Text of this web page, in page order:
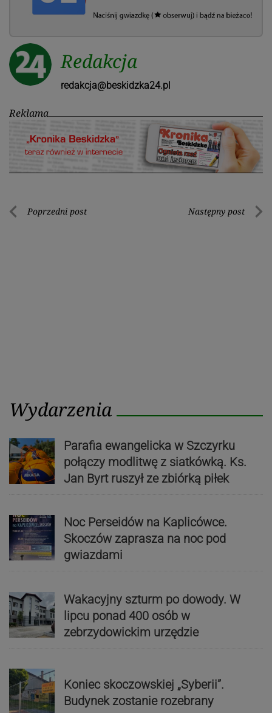
Redakcja
redakcja@beskidzka24.pl
Reklama
Nawigacja
Poprzedni post Następny post
Wydarzenia
Parafia ewangelicka w Szczyrku
połączy modlitwę z siatkówką. Ks.
Jan Byrt ruszył ze zbiórką piłek
Noc Perseidów na Kaplicówce.
Skoczów zaprasza na noc pod
gwiazdami
Wakacyjny szturm po dowody. W
lipcu ponad 400 osób w
zebrzydowickim urzędzie
Koniec skoczowskiej „Syberii”.
Budynek zostanie rozebrany